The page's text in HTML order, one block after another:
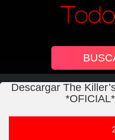
Descargar The